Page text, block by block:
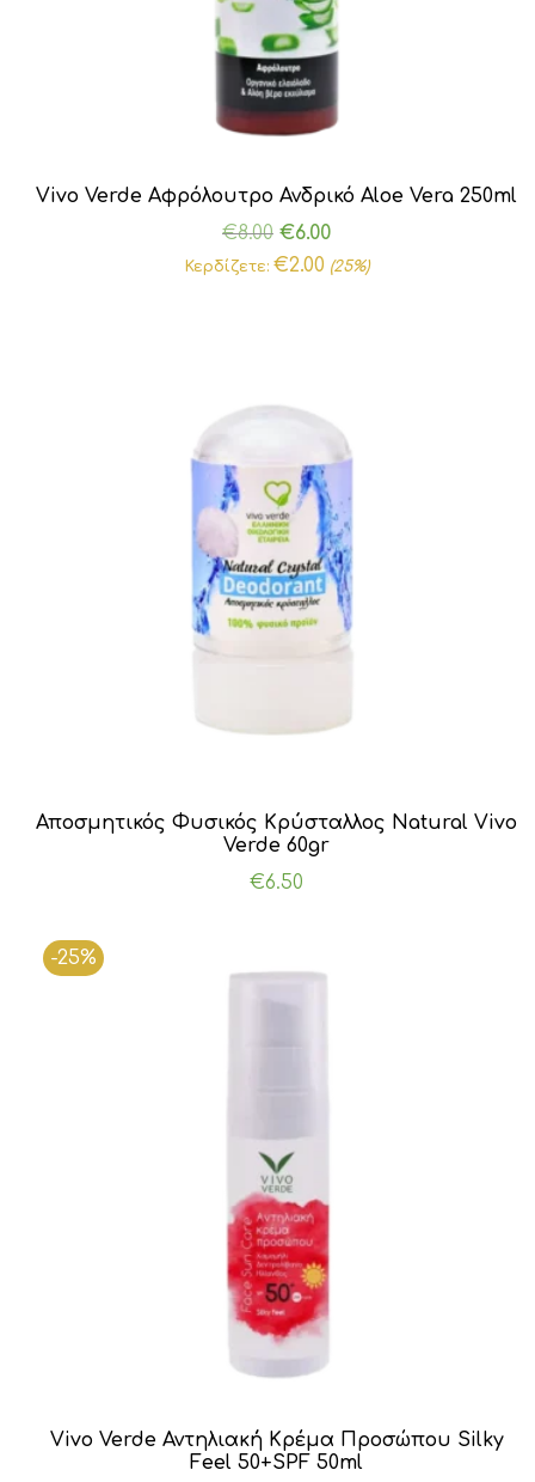
Vivo Verde Αφρόλουτρο Ανδρικό Aloe Vera 250ml
€8.00 Original
price
€6.00Η
τρέχουσα
Κερδίζετε: €2.00 (25%)
Αποσμητικός Φυσικός Κρύσταλλος Natural Vivo
Verde 60gr
€6.50
-25%
Vivo Verde Αντηλιακή Κρέμα Προσώπου Silky
Feel 50+SPF 50ml